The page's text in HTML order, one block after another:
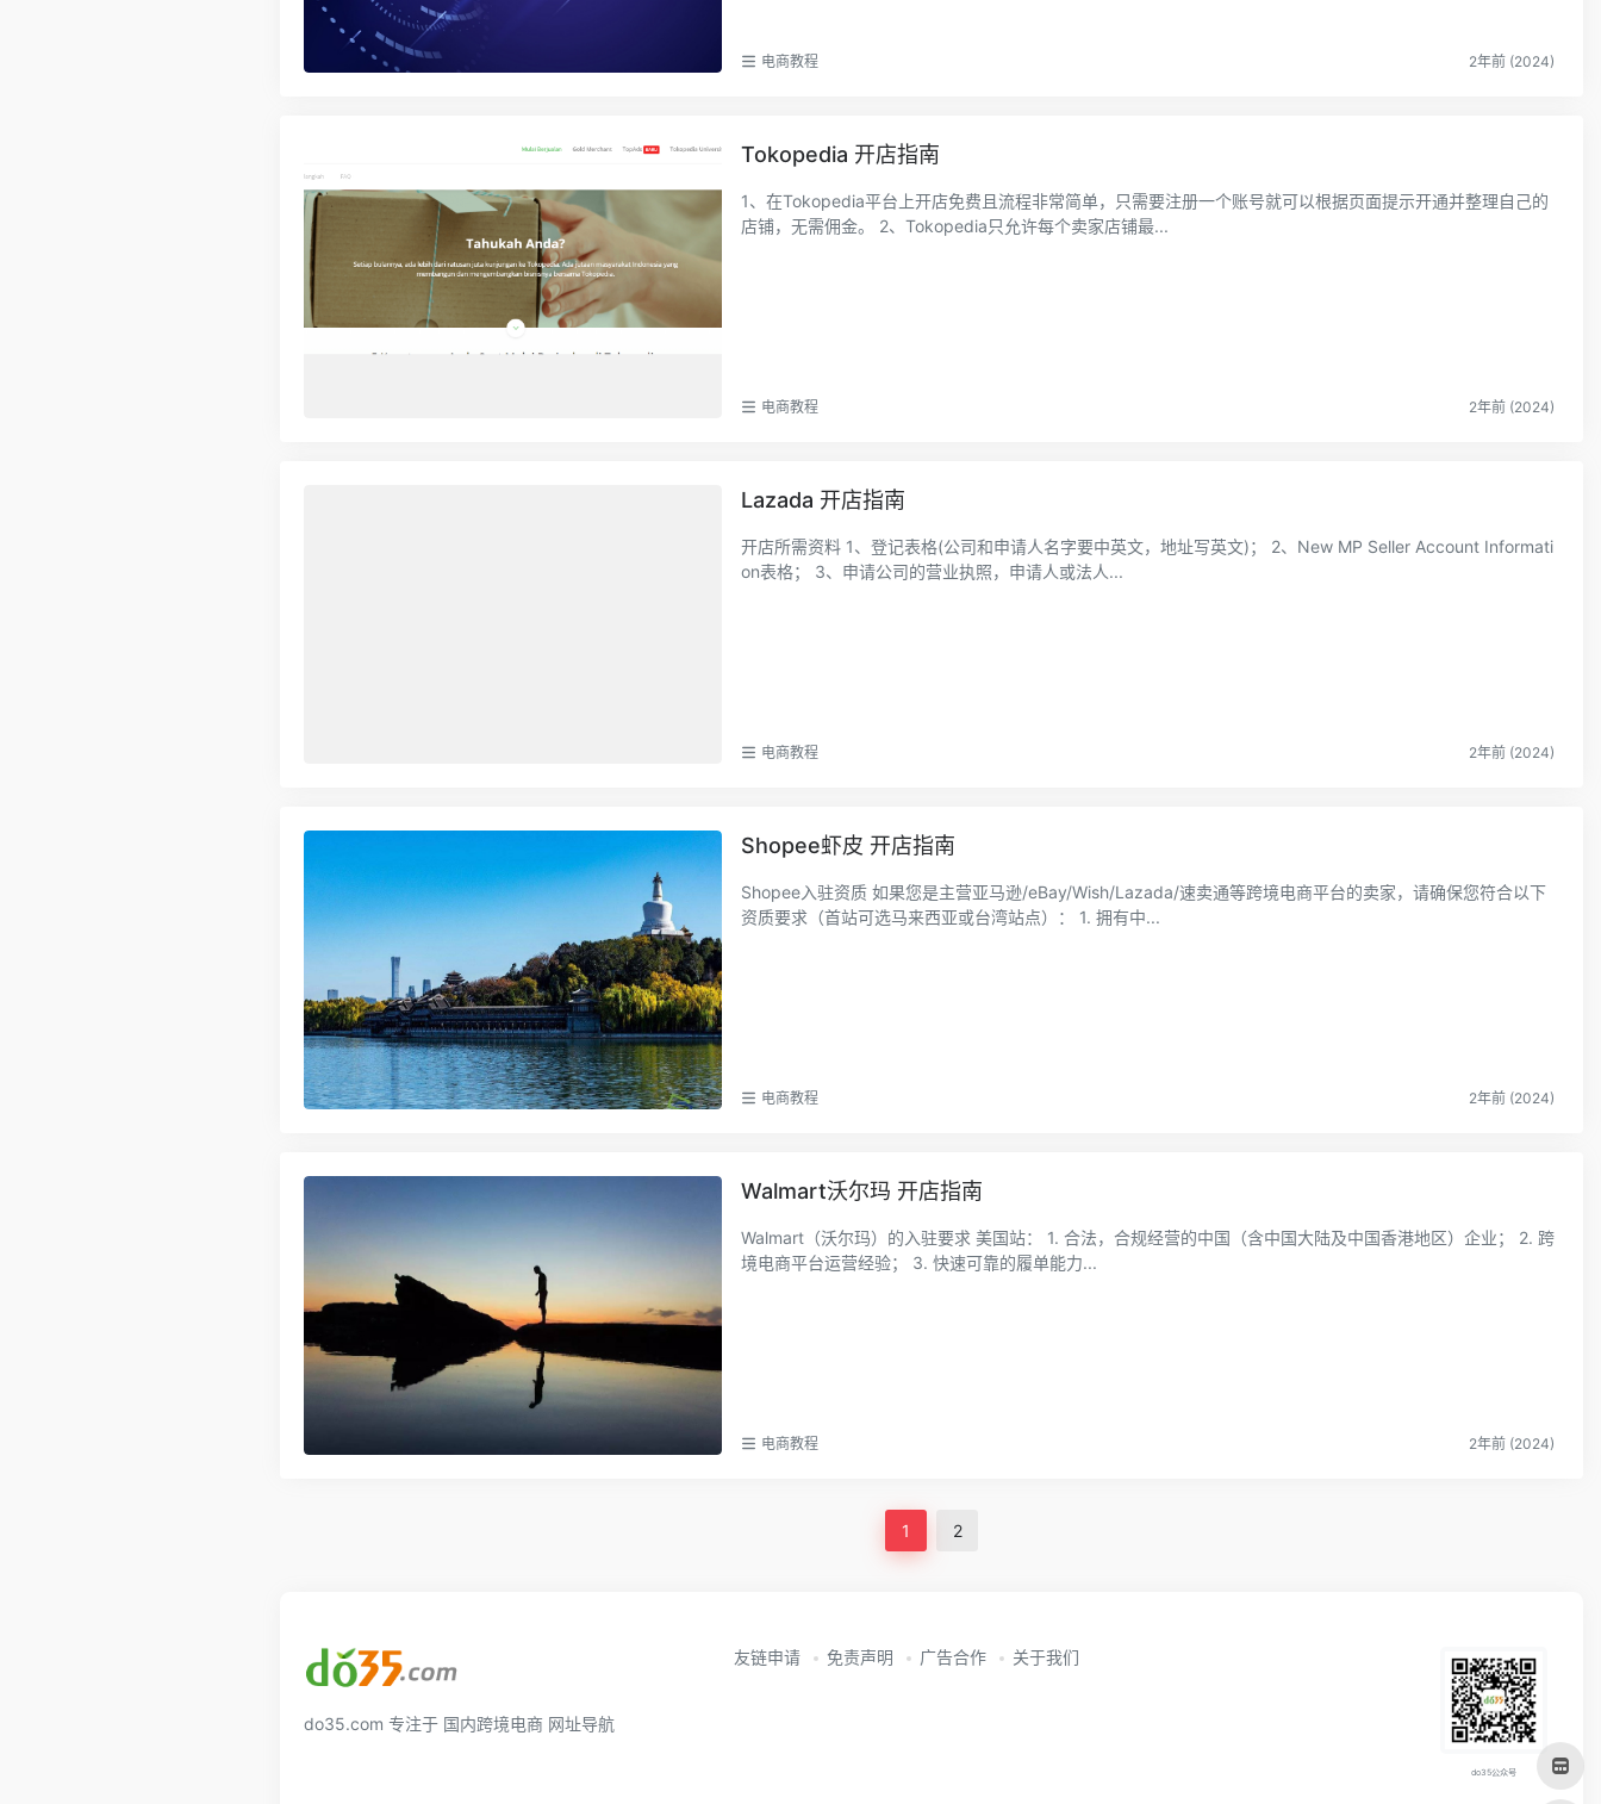
电商教程 2年前 (2024)
Tokopedia 开店指南
1、在Tokopedia平台上开店免费且流程非常简单，只需要注册一个账号就可以根据页面提示开通并整理自己的
店铺，无需佣金。 2、Tokopedia只允许每个卖家店铺最...
电商教程 2年前 (2024)
Lazada 开店指南
开店所需资料 1、登记表格(公司和申请人名字要中英文，地址写英文)； 2、New MP Seller Account Informati
on表格； 3、申请公司的营业执照，申请人或法人...
电商教程 2年前 (2024)
Shopee虾皮 开店指南
Shopee入驻资质 如果您是主营亚马逊/eBay/Wish/Lazada/速卖通等跨境电商平台的卖家，请确保您符合以下
资质要求（首站可选马来西亚或台湾站点）： 1. 拥有中...
电商教程 2年前 (2024)
Walmart沃尔玛 开店指南
Walmart（沃尔玛）的入驻要求 美国站： 1. 合法，合规经营的中国（含中国大陆及中国香港地区）企业； 2. 跨
境电商平台运营经验； 3. 快速可靠的履单能力...
电商教程 2年前 (2024)
1 2
do35.com 专注于 国内跨境电商 网址导航
友链申请 免责声明 广告合作 关于我们
do35公众号